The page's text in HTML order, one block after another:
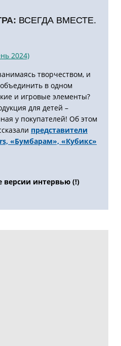
ВСЕГДА ВМЕСТЕ.
2024)
творчеством, и
в одном
и игровые элементы?
для детей –
у покупателей! Об этом
представители
«Бумбарам», «Кубикс»
версии интервью (!)